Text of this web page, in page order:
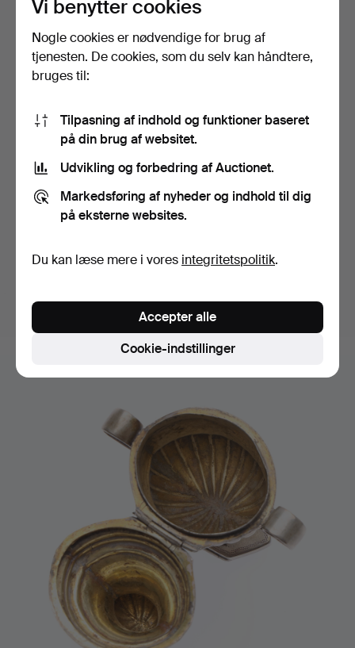
Vi benytter cookies
Nogle cookies er nødvendige for brug af
tjenesten. De cookies, som du selv kan håndtere,
bruges til:
Tilpasning af indhold og funktioner baseret
på din brug af websitet.
Udvikling og forbedring af Auctionet.
Markedsføring af nyheder og indhold til dig
på eksterne websites.
Du kan læse mere i vores integritetspolitik.
Cookie-indstillinger
Accepter alle